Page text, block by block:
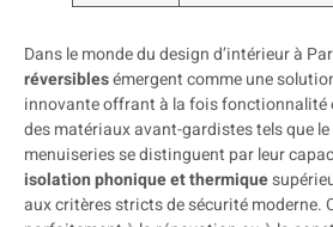
Dans le monde du design d’intérieur à
réversiblesémergent comme une
innovante offrant à la fois fonctionnalité
des matériaux avant-gardistes tels que le
menuiseries se distinguent par leur
isolation phonique et thermique
aux critères stricts de sécurité moderne.